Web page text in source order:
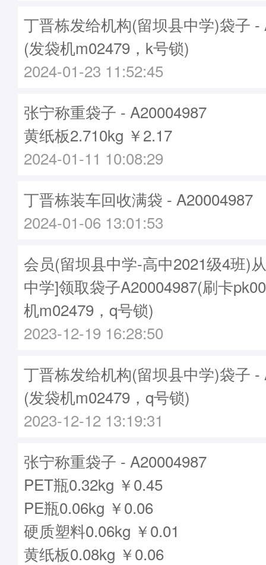
丁晋栋发给机构(留坝县中学)袋子 -
(发袋机m02479，k号锁)
2024-01-23 11:52:45
张宁称重袋子 - A20004987
黄纸板2.710kg ￥2.17
2024-01-11 10:08:29
丁晋栋装车回收满袋 - A20004987
2024-01-06 13:01:53
会员(留坝县中学-高中2021级4班)
中学]领取袋子A20004987(刷卡
机m02479，q号锁)
2023-12-19 16:28:50
丁晋栋发给机构(留坝县中学)袋子 -
(发袋机m02479，q号锁)
2023-12-12 13:19:31
张宁称重袋子 - A20004987
PET瓶0.32kg ￥0.45
PE瓶0.06kg ￥0.06
硬质塑料0.06kg ￥0.01
黄纸板0.08kg ￥0.06